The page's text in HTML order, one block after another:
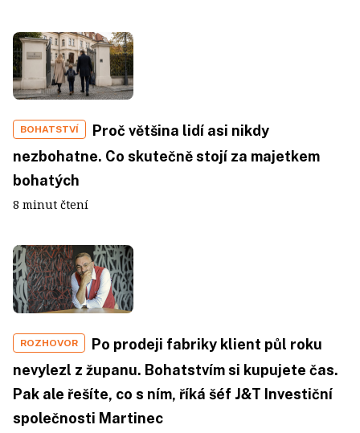
BOHATSTVÍ
Proč většina lidí asi nikdy
nezbohatne. Co skutečně stojí za majetkem
bohatých
8 minut čtení
ROZHOVOR
Po prodeji fabriky klient půl roku
nevylezl z županu. Bohatstvím si kupujete čas.
Pak ale řešíte, co s ním, říká šéf J&T Investiční
společnosti Martinec